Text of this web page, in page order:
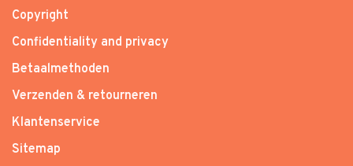
Copyright
Confidentiality and privacy
Betaalmethoden
Verzenden & retourneren
Klantenservice
Sitemap